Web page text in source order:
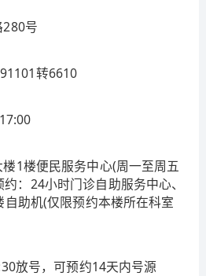
、上海市整形外科研究中心、
中心等5个上海市重中之重研究
国家中医药管理局重点专科、
；血管外科为全国第一批外周
组织工程学、口腔颌面外科学
学科）、口腔修复和生物材料
色学科），口腔基础医学、眼
修复重建外科为上海市“重中之
医学、急诊与危重病学为上海卫
；中医口腔黏膜病学为上海市
科、耳鼻喉科学为上海市“重中
分泌科、麻醉科、泌尿外科为上
科；医院挂牌中国房颤中心，
治中心、疝与腹壁外科疾病诊
号
转6610
1楼便民服务中心(周一至周五
：24小时门诊自助服务中心、
助机(仅限预约本楼所在科室
放号，可预约14天内号源